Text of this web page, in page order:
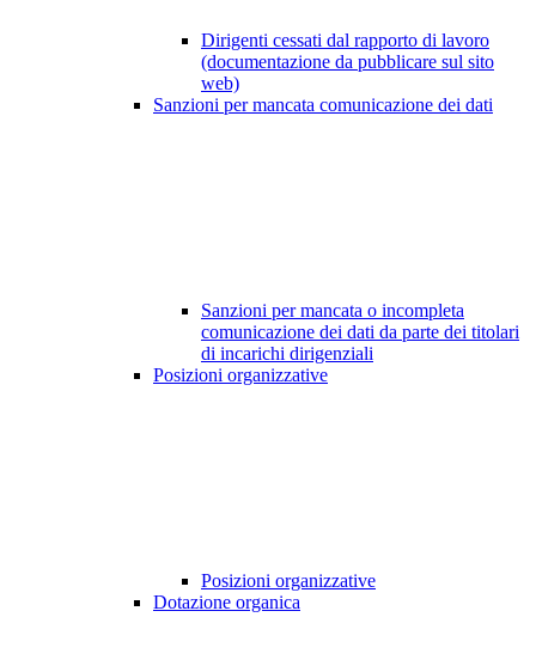
Dirigenti cessati dal rapporto di lavoro
(documentazione da pubblicare sul sito
web)
Sanzioni per mancata comunicazione dei dati
Sanzioni per mancata o incompleta
comunicazione dei dati da parte dei titolari
di incarichi dirigenziali
Posizioni organizzative
Posizioni organizzative
Dotazione organica